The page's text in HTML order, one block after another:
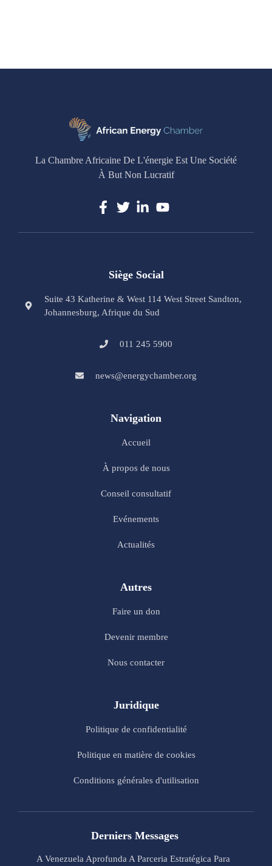
La Chambre Africaine De L'énergie Est Une Société
À But Non Lucratif
Siège Social
Suite 43 Katherine & West 114 West Street Sandton,
Johannesburg, Afrique du Sud
011 245 5900
news@energychamber.org
Navigation
Accueil
À propos de nous
Conseil consultatif
Evénements
Actualités
Autres
Faire un don
Devenir membre
Nous contacter
Juridique
Politique de confidentialité
Politique en matière de cookies
Conditions générales d'utilisation
Derniers Messages
A Venezuela Aprofunda A Parceria Estratégica Para